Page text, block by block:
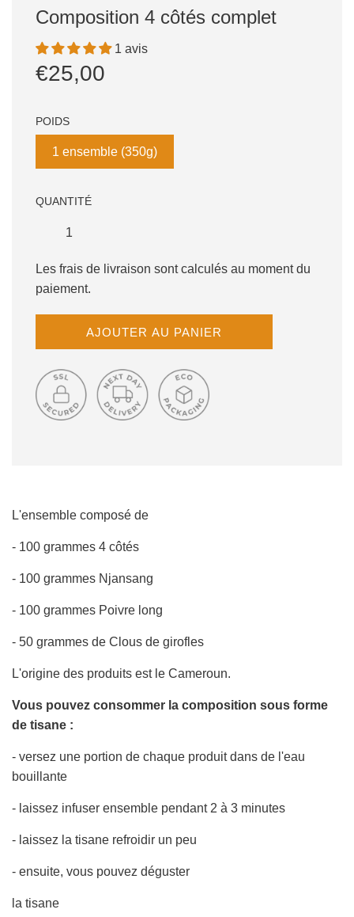
Composition 4 côtés complet
1 avis
Prix
Prix
régulier
€25,00
POIDS
1 ensemble (350g)
QUANTITÉ
Les frais de livraison sont calculés au moment du
paiement.
C
H
G
N
O
R
.
.
AJOUTER AU PANIER
L'ensemble composé de
- 100 grammes 4 côtés
- 100 grammes Njansang
- 100 grammes Poivre long
- 50 grammes de Clous de girofles
L'origine des produits est le Cameroun.
Vous pouvez consommer la composition sous forme
de tisane :
- versez une portion de chaque produit dans de l'eau
bouillante
- laissez infuser ensemble pendant 2 à 3 minutes
- laissez la tisane refroidir un peu
- ensuite, vous pouvez déguster
la tisane